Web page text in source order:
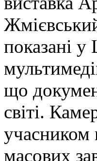
показані у
що
світі.
учасником
масових